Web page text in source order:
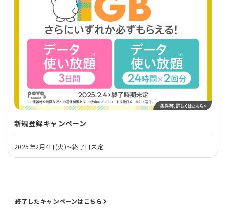
新規登録キャンペーン
2025年2月4日(火)～終了日未定
終了したキャンペーンはこちら